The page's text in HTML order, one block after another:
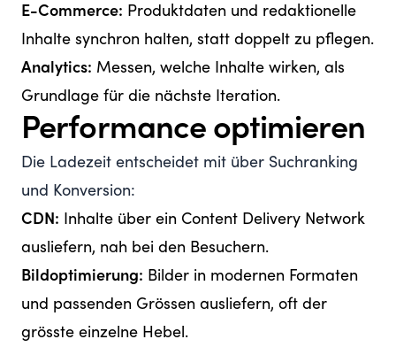
E-Commerce: Produktdaten und redaktionelle
Inhalte synchron halten, statt doppelt zu pflegen.
Analytics: Messen, welche Inhalte wirken, als
Grundlage für die nächste Iteration.
Performance optimieren
Die Ladezeit entscheidet mit über Suchranking
und Konversion:
CDN: Inhalte über ein Content Delivery Network
ausliefern, nah bei den Besuchern.
Bildoptimierung: Bilder in modernen Formaten
und passenden Grössen ausliefern, oft der
grösste einzelne Hebel.